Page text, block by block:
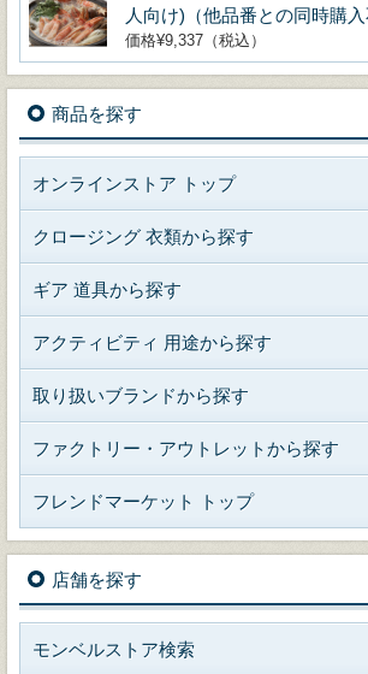
人向け)（他品番との同時購入
価格¥9,337（税込）
商品を探す
オンラインストア トップ
クロージング 衣類から探す
ギア 道具から探す
アクティビティ 用途から探す
取り扱いブランドから探す
ファクトリー・アウトレットから探す
フレンドマーケット トップ
店舗を探す
モンベルストア検索